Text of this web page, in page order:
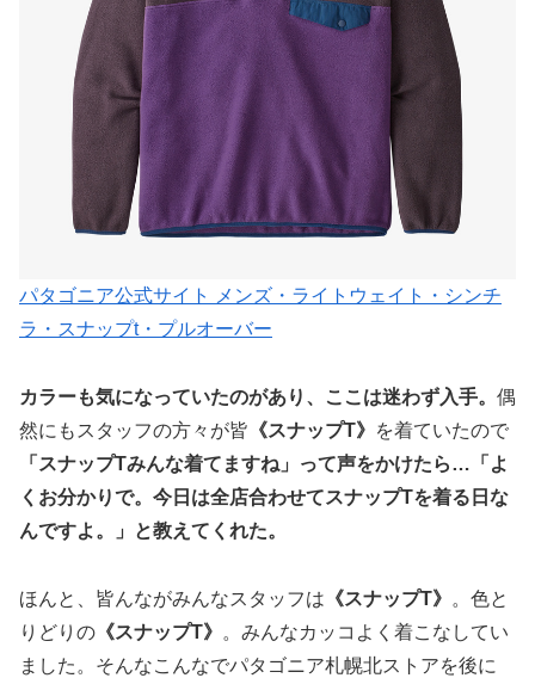
パタゴニア公式サイト メンズ・ライトウェイト・シンチ
ラ・スナップt・プルオーバー
カラーも気になっていたのがあり、ここは迷わず入手。 偶
然にもスタッフの方々が皆 《スナップT》 を着ていたので
「スナップTみんな着てますね」って声をかけたら…「よ
くお分かりで。今日は全店合わせてスナップTを着る日な
んですよ。」と教えてくれた。
ほんと、皆んながみんなスタッフは 《スナップT》 。色と
りどりの 《スナップT》 。みんなカッコよく着こなしてい
ました。そんなこんなでパタゴニア札幌北ストアを後に